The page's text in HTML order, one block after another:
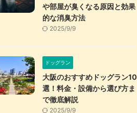
や部屋が臭くなる原因と効果
的な消臭方法
2025/9/9
ドッグラン
大阪のおすすめドッグラン10
選！料金・設備から選び方ま
で徹底解説
2025/9/9